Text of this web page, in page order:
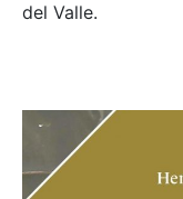
del Valle.